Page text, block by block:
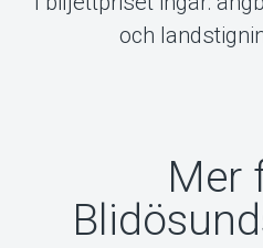
och
Mer